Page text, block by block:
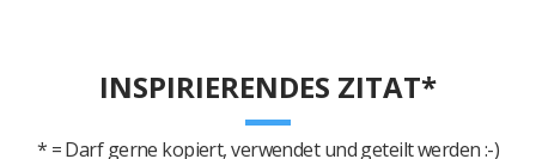
INSPIRIERENDES ZITAT*
* = Darf gerne kopiert, verwendet und geteilt werden :-)